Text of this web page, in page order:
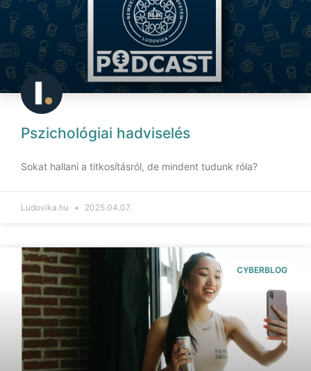
Pszichológiai hadviselés
Sokat hallani a titkosításról, de mindent tudunk róla?
Ludovika.hu 2025.04.07.
CYBERBLOG